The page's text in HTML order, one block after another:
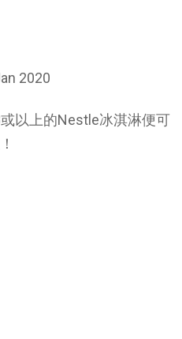
2020
以上的Nestle冰淇淋便可